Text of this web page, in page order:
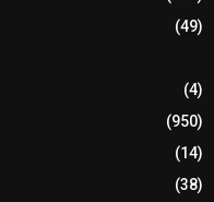
(49)
(4)
(950)
(14)
(38)